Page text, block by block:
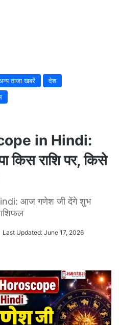
ताजा खबरें
देश
in Hindi:
राशि पर, किसे
आज गणेश जी देंगे शुभ
Send
Last Updated: June 17, 2026